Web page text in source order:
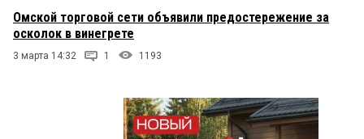
Омской торговой сети объявили предостережение за
осколок в винегрете
3 марта 14:32 1 1193